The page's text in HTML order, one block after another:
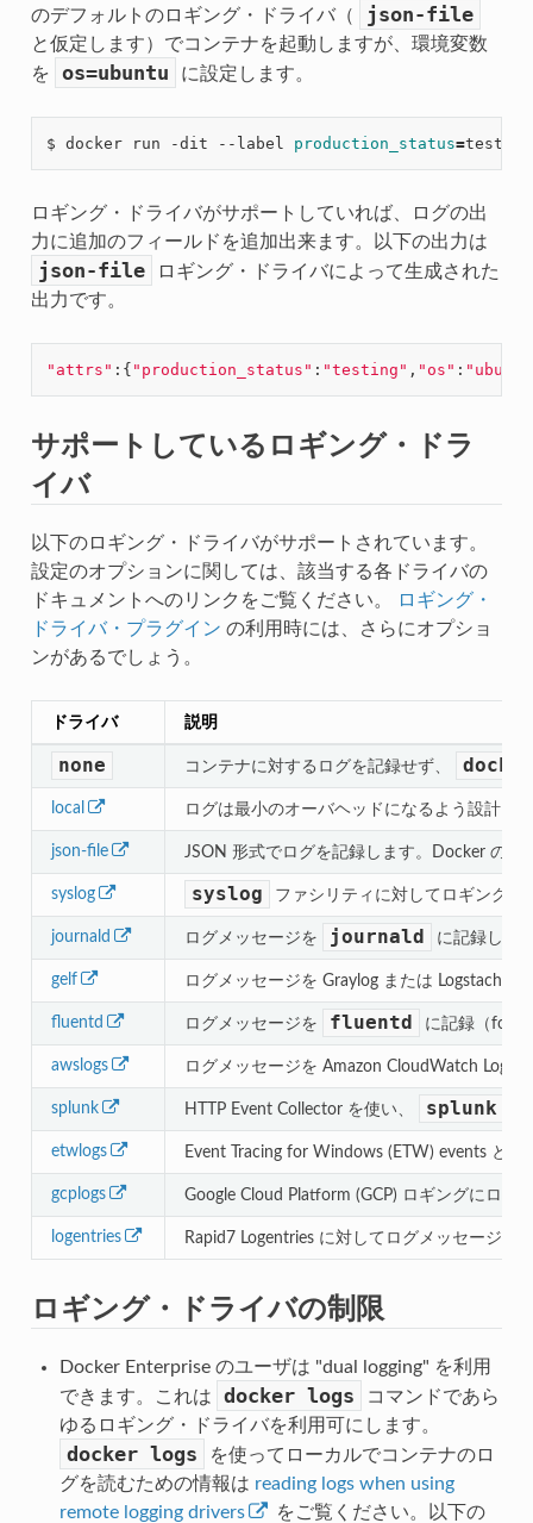
のデフォルトのロギング・ドライバ（
json-file
と仮定します）でコンテナを起動しますが、環境変数
を
os=ubuntu に設定します。
$ docker run -dit --label production_status=
ロギング・ドライバがサポートしていれば、ログの出
力に追加のフィールドを追加出来ます。以下の出力は
json-file
ロギング・ドライバによって生成された
出力です。
"attrs" :{ "production_status" : "testing" , "os" :
サポートしているロギング・ドラ
イバ
以下のロギング・ドライバがサポートされています。
設定のオプションに関しては、該当する各ドライバの
ドキュメントへのリンクをご覧ください。
ロギング・
ドライバ・プラグイン の利用時には、さらにオプショ
ンがあるでしょう。
ドライバ 説明
none コンテナに対するログを記録せず、 docker
local ログは最小のオーバヘッドになるよう設計さ
json-file JSON 形式でログを記録します。Docker の
syslog syslog ファシリティに対してロギング
journald ログメッセージを journald に記録しま
gelf ログメッセージを Graylog または Logstach
fluentd ログメッセージを fluentd に記録（
awslogs ログメッセージを Amazon CloudWatch Logs
splunk HTTP Event Collector を使い、 splunk
etwlogs Event Tracing for Windows (ETW) events と
gcplogs Google Cloud Platform (GCP) ロギングにログ
logentries Rapid7 Logentries に対してログメッセージを
ロギング・ドライバの制限
Docker Enterprise のユーザは "dual logging" を利用
できます。これは
docker logs
コマンドであら
ゆるロギング・ドライバを利用可にします。
docker logs
を使ってローカルでコンテナのロ
グを読むための情報は reading logs when using
remote logging drivers
をご覧ください。以下の